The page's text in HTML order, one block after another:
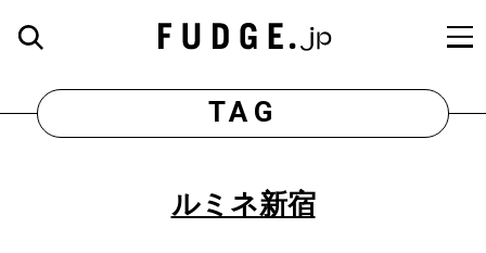
TAG
ルミネ新宿